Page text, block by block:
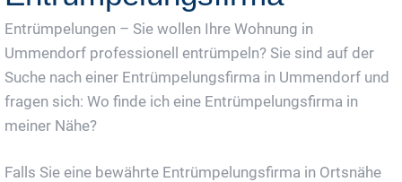
Entrümpelungen – Sie wollen Ihre Wohnung in
Ummendorf professionell entrümpeln? Sie sind auf der
Suche nach einer Entrümpelungsfirma in Ummendorf und
fragen sich: Wo finde ich eine Entrümpelungsfirma in
meiner Nähe?
Falls Sie eine bewährte Entrümpelungsfirma in Ortsnähe